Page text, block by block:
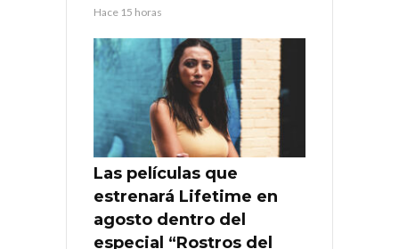
Hace 15 horas
Las películas que
estrenará Lifetime en
agosto dentro del
especial “Rostros del